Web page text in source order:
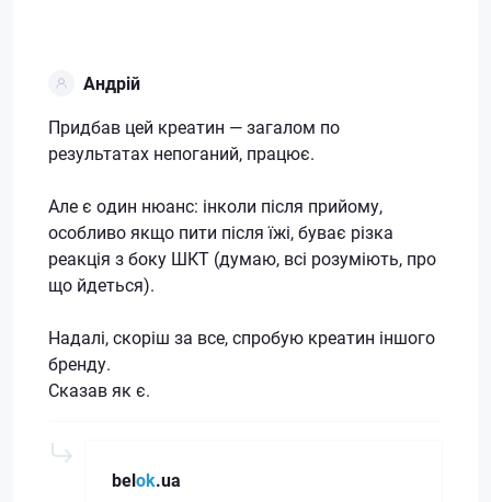
Андрій
Придбав цей креатин — загалом по
результатах непоганий, працює.
Але є один нюанс: інколи після прийому,
особливо якщо пити після їжі, буває різка
реакція з боку ШКТ (думаю, всі розуміють, про
що йдеться).
Надалі, скоріш за все, спробую креатин іншого
бренду.
Сказав як є.
belok.ua